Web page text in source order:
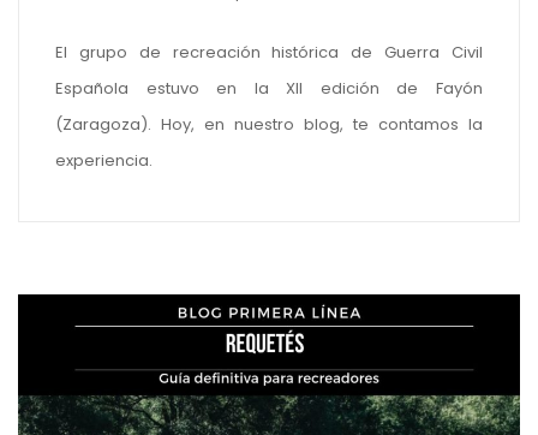
El grupo de recreación histórica de Guerra Civil
Española estuvo en la XII edición de Fayón
(Zaragoza). Hoy, en nuestro blog, te contamos la
experiencia.